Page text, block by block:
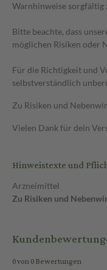
Warnhinweise sorgfältig
Bitte beachte, dass
möglichen Risiken oder
Für die Richtigkeit und
selbstverständlich
Zu Risiken und
Vielen Dank für dein
Hinweistexte und
Arzneimittel
Zu Risiken und
0 von 0 Bewertungen